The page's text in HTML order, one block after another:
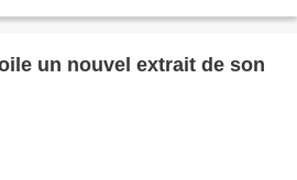
un nouvel extrait de son